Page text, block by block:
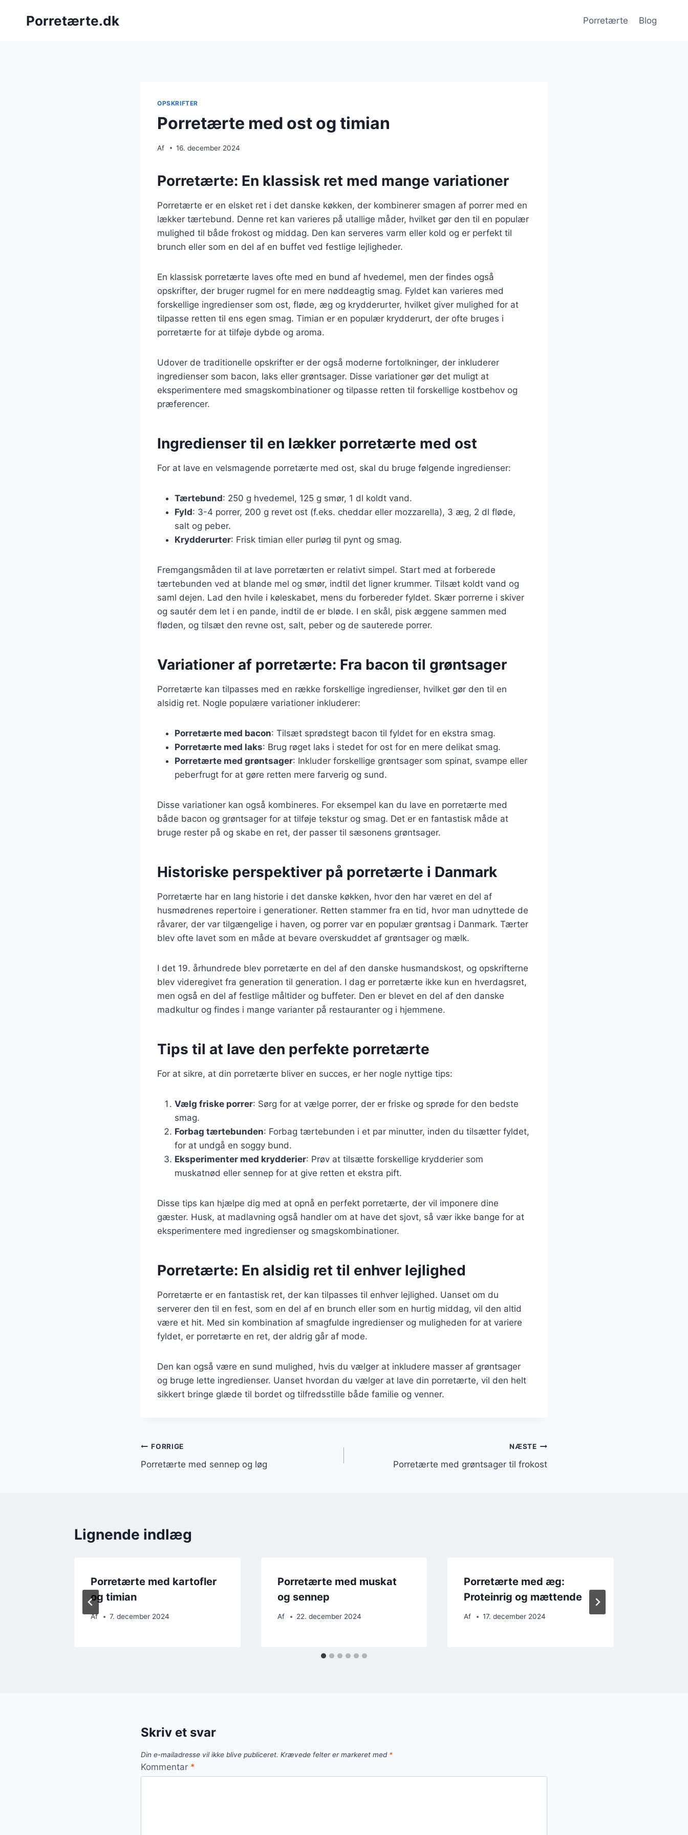
Porretærte.dk Porretærte Blog
OPSKRIFTER
Porretærte med ost og timian
Af 16. december 2024
Porretærte: En klassisk ret med mange variationer
Porretærte er en elsket ret i det danske køkken, der kombinerer smagen af porrer med en
lækker tærtebund. Denne ret kan varieres på utallige måder, hvilket gør den til en populær
mulighed til både frokost og middag. Den kan serveres varm eller kold og er perfekt til
brunch eller som en del af en buffet ved festlige lejligheder.
En klassisk porretærte laves ofte med en bund af hvedemel, men der findes også
opskrifter, der bruger rugmel for en mere nøddeagtig smag. Fyldet kan varieres med
forskellige ingredienser som ost, fløde, æg og krydderurter, hvilket giver mulighed for at
tilpasse retten til ens egen smag. Timian er en populær krydderurt, der ofte bruges i
porretærte for at tilføje dybde og aroma.
Udover de traditionelle opskrifter er der også moderne fortolkninger, der inkluderer
ingredienser som bacon, laks eller grøntsager. Disse variationer gør det muligt at
eksperimentere med smagskombinationer og tilpasse retten til forskellige kostbehov og
præferencer.
Ingredienser til en lækker porretærte med ost
For at lave en velsmagende porretærte med ost, skal du bruge følgende ingredienser:
Tærtebund: 250 g hvedemel, 125 g smør, 1 dl koldt vand.
Fyld: 3-4 porrer, 200 g revet ost (f.eks. cheddar eller mozzarella), 3 æg, 2 dl fløde,
salt og peber.
Krydderurter: Frisk timian eller purløg til pynt og smag.
Fremgangsmåden til at lave porretærten er relativt simpel. Start med at forberede
tærtebunden ved at blande mel og smør, indtil det ligner krummer. Tilsæt koldt vand og
saml dejen. Lad den hvile i køleskabet, mens du forbereder fyldet. Skær porrerne i skiver
og sautér dem let i en pande, indtil de er bløde. I en skål, pisk æggene sammen med
fløden, og tilsæt den revne ost, salt, peber og de sauterede porrer.
Variationer af porretærte: Fra bacon til grøntsager
Porretærte kan tilpasses med en række forskellige ingredienser, hvilket gør den til en
alsidig ret. Nogle populære variationer inkluderer:
Porretærte med bacon: Tilsæt sprødstegt bacon til fyldet for en ekstra smag.
Porretærte med laks: Brug røget laks i stedet for ost for en mere delikat smag.
Porretærte med grøntsager: Inkluder forskellige grøntsager som spinat, svampe eller
peberfrugt for at gøre retten mere farverig og sund.
Disse variationer kan også kombineres. For eksempel kan du lave en porretærte med
både bacon og grøntsager for at tilføje tekstur og smag. Det er en fantastisk måde at
bruge rester på og skabe en ret, der passer til sæsonens grøntsager.
Historiske perspektiver på porretærte i Danmark
Porretærte har en lang historie i det danske køkken, hvor den har været en del af
husmødrenes repertoire i generationer. Retten stammer fra en tid, hvor man udnyttede de
råvarer, der var tilgængelige i haven, og porrer var en populær grøntsag i Danmark. Tærter
blev ofte lavet som en måde at bevare overskuddet af grøntsager og mælk.
I det 19. århundrede blev porretærte en del af den danske husmandskost, og opskrifterne
blev videregivet fra generation til generation. I dag er porretærte ikke kun en hverdagsret,
men også en del af festlige måltider og buffeter. Den er blevet en del af den danske
madkultur og findes i mange varianter på restauranter og i hjemmene.
Tips til at lave den perfekte porretærte
For at sikre, at din porretærte bliver en succes, er her nogle nyttige tips:
Vælg friske porrer: Sørg for at vælge porrer, der er friske og sprøde for den bedste
smag.
Forbag tærtebunden: Forbag tærtebunden i et par minutter, inden du tilsætter fyldet,
for at undgå en soggy bund.
Eksperimenter med krydderier: Prøv at tilsætte forskellige krydderier som
muskatnød eller sennep for at give retten et ekstra pift.
Disse tips kan hjælpe dig med at opnå en perfekt porretærte, der vil imponere dine
gæster. Husk, at madlavning også handler om at have det sjovt, så vær ikke bange for at
eksperimentere med ingredienser og smagskombinationer.
Porretærte: En alsidig ret til enhver lejlighed
Porretærte er en fantastisk ret, der kan tilpasses til enhver lejlighed. Uanset om du
serverer den til en fest, som en del af en brunch eller som en hurtig middag, vil den altid
være et hit. Med sin kombination af smagfulde ingredienser og muligheden for at variere
fyldet, er porretærte en ret, der aldrig går af mode.
Den kan også være en sund mulighed, hvis du vælger at inkludere masser af grøntsager
og bruge lette ingredienser. Uanset hvordan du vælger at lave din porretærte, vil den helt
sikkert bringe glæde til bordet og tilfredsstille både familie og venner.
Indlægsnavigation
FORRIGE
Porretærte med sennep og løg
NÆSTE
Porretærte med grøntsager til frokost
Lignende indlæg
Porretærte med kartofler
og timian
Af 7. december 2024
Porretærte med muskat
og sennep
Af 22. december 2024
Porretærte med æg:
Proteinrig og mættende
Af 17. december 2024
Skriv et svar
Din e-mailadresse vil ikke blive publiceret. Krævede felter er markeret med *
Kommentar *